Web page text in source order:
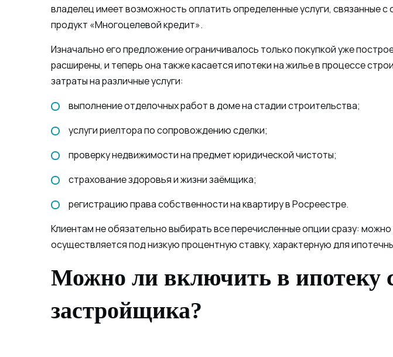
владелец имеет возможность оплатить определенные услуги,
продукт «Многоцелевой кредит».
Изначально его предложение ограничивалось только покупкой уже
расширены, и теперь она также касается ипотеки на жилье в процессе
затраты на различные услуги:
выполнение отделочных работ в доме на стадии строительства;
услуги риелтора по сопровождению сделки;
проверку недвижимости на предмет юридической чистоты;
страхование здоровья и жизни заёмщика;
регистрацию права собственности на квартиру в Росреестре.
Клиентам не обязательно выбирать все перечисленные опции сразу:
осуществляется под низкую процентную ставку, характерную для
Можно ли включить в ипотеку
застройщика?